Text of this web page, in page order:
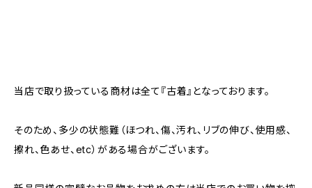
当店で取り扱っている商材は全て『古着』となっております。
そのため、多少の状態難（ほつれ、傷、汚れ、リブの伸び、使用感、
擦れ、色あせ、etc）がある場合がございます。